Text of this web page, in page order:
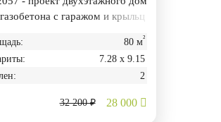
с гаражом и крыльц
80 м²
7.28 х 9.15
2
32 200 ₽ 28 000